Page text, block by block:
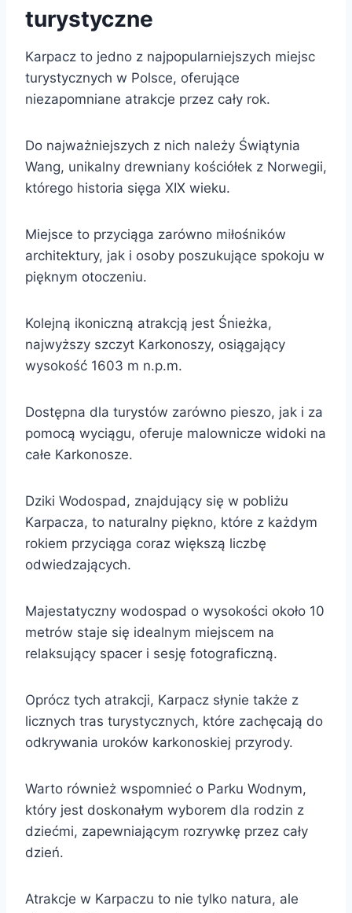
turystyczne
Karpacz to jedno z najpopularniejszych miejsc
turystycznych w Polsce, oferujące
niezapomniane atrakcje przez cały rok.
Do najważniejszych z nich należy Świątynia
Wang, unikalny drewniany kościółek z Norwegii,
którego historia sięga XIX wieku.
Miejsce to przyciąga zarówno miłośników
architektury, jak i osoby poszukujące spokoju w
pięknym otoczeniu.
Kolejną ikoniczną atrakcją jest Śnieżka,
najwyższy szczyt Karkonoszy, osiągający
wysokość 1603 m n.p.m.
Dostępna dla turystów zarówno pieszo, jak i za
pomocą wyciągu, oferuje malownicze widoki na
całe Karkonosze.
Dziki Wodospad, znajdujący się w pobliżu
Karpacza, to naturalny piękno, które z każdym
rokiem przyciąga coraz większą liczbę
odwiedzających.
Majestatyczny wodospad o wysokości około 10
metrów staje się idealnym miejscem na
relaksujący spacer i sesję fotograficzną.
Oprócz tych atrakcji, Karpacz słynie także z
licznych tras turystycznych, które zachęcają do
odkrywania uroków karkonoskiej przyrody.
Warto również wspomnieć o Parku Wodnym,
który jest doskonałym wyborem dla rodzin z
dziećmi, zapewniającym rozrywkę przez cały
dzień.
Atrakcje w Karpaczu to nie tylko natura, ale